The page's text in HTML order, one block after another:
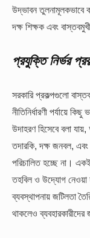
উদ্ভাবন তুলনামূলকভাবে
দক্ষ শিক্ষক এবং
প্রযুক্তি নির্ভর
সরকারি প্রকল্পগুলো
নীতিনির্ধারণী পর্যায়ে
উদাহরণ হিসেবে বলা
তদারকি, দক্ষ জনবল,
পরিচালিত হচ্ছে না।
তহবিল ও উদ্যোগ নেওয়া
ব্যবস্থাপনায় জটিলতা
থাকলেও